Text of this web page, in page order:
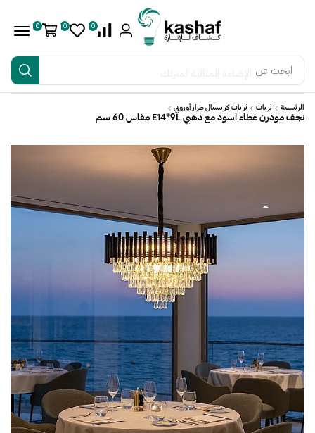
ابحث عن
0
0
0
الرئيسية ثريات ثريات كريستال طراز أوروبي
نجف مودرن غطاء اسود مع ذهبي E14*9L مقاس 60 سم